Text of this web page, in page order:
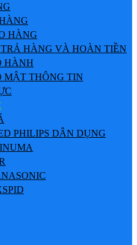
HÀNG
HÀNG VÀ HOÀN TIỀN
HÀNH
MẬT THÔNG TIN
PHILIPS DÂN DỤNG